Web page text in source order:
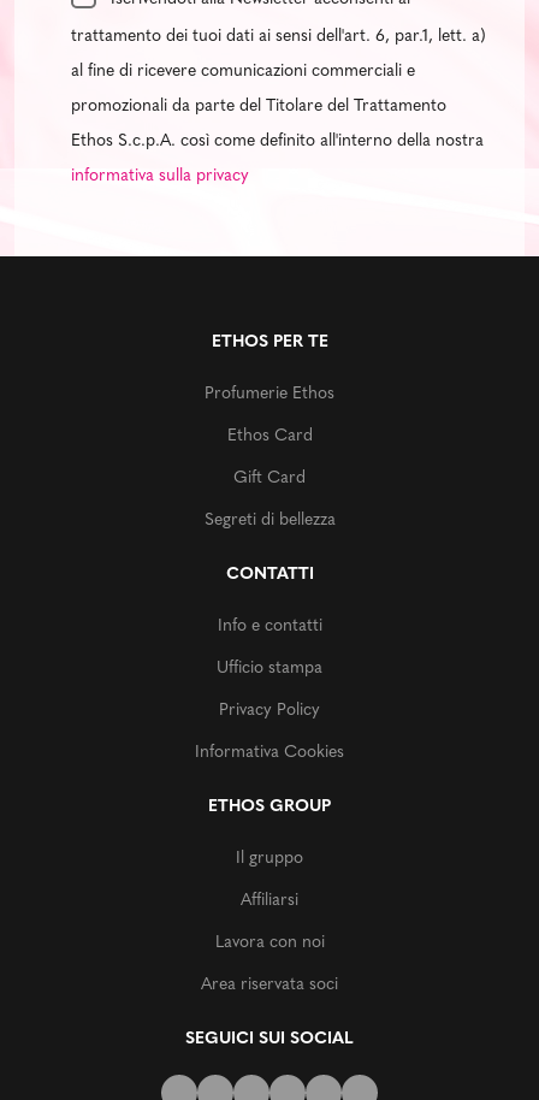
trattamento dei tuoi dati ai sensi dell'art. 6, par.1, lett. a)
al fine di ricevere comunicazioni commerciali e
promozionali da parte del Titolare del Trattamento
Ethos S.c.p.A. così come definito all'interno della nostra
informativa sulla privacy
ETHOS PER TE
Profumerie Ethos
Ethos Card
Gift Card
Segreti di bellezza
CONTATTI
Info e contatti
Ufficio stampa
Privacy Policy
Informativa Cookies
ETHOS GROUP
Il gruppo
Affiliarsi
Lavora con noi
Area riservata soci
SEGUICI SUI SOCIAL